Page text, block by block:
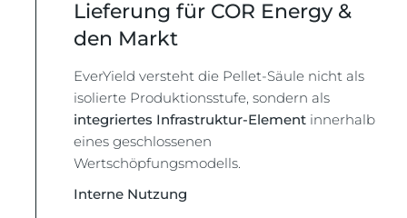
Lieferung für COR Energy &
den Markt
EverYield versteht die Pellet-Säule nicht als
isolierte Produktionsstufe, sondern als
integriertes Infrastruktur-Element innerhalb
eines geschlossenen
Wertschöpfungsmodells.
Interne Nutzung